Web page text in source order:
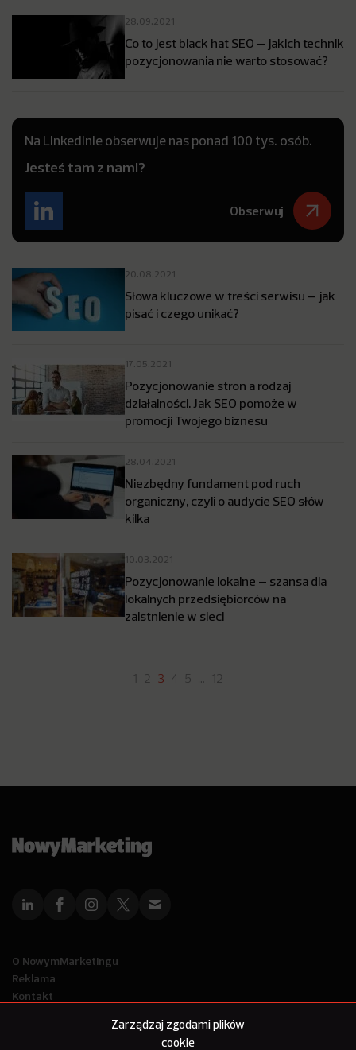
Zarządzaj zgodami plików
cookie
28.09.2021
Co to jest black hat SEO – jakich technik
pozycjonowania nie warto stosować?
Na LinkedInie obserwuje nas ponad 100 tys. osób.
Jesteś tam z nami?
Obserwuj
20.08.2021
Słowa kluczowe w treści serwisu – jak
pisać i czego unikać?
17.05.2021
Pozycjonowanie stron a rodzaj
działalności. Jak SEO pomoże w
promocji Twojego biznesu
28.04.2021
Niezbędny fundament pod ruch
organiczny, czyli o audycie SEO słów
kilka
10.03.2021
Pozycjonowanie lokalne – szansa dla
lokalnych przedsiębiorców na
zaistnienie w sieci
2 3 4 5 … 12
O NowymMarketingu
Reklama
Kontakt